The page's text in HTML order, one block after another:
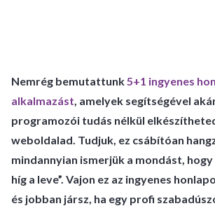
Nemrég bemutattunk5+1 ingyenes
alkalmazást, amelyek segítségével
programozói tudás nélkül
weboldalad. Tudjuk, ez csábítóan
mindannyian ismerjük a mondást, hogy
híg a leve”. Vajon ez az ingyenes
és jobban jársz, ha egy profi